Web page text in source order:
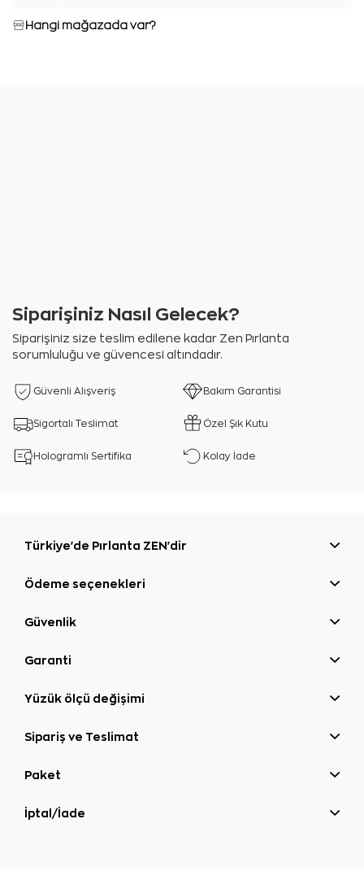
Hangi mağazada var?
Siparişiniz Nasıl Gelecek?
Siparişiniz size teslim edilene kadar Zen Pırlanta
sorumluluğu ve güvencesi altındadır.
Güvenli Alışveriş Bakım Garantisi
Sigortalı Teslimat Özel Şık Kutu
Hologramlı Sertifika Kolay İade
Türkiye'de Pırlanta ZEN'dir
Ödeme seçenekleri
Güvenlik
Garanti
Yüzük ölçü değişimi
Sipariş ve Teslimat
Paket
İptal/İade